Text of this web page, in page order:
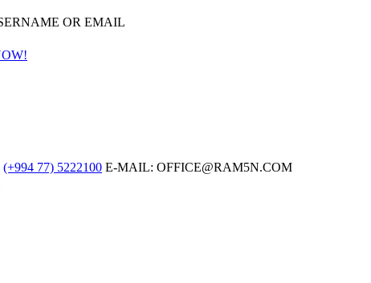
OR EMAIL
(+994 77) 5222100 E-MAIL: OFFICE@RAM5N.COM